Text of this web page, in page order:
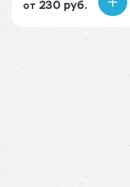
от 230 руб.